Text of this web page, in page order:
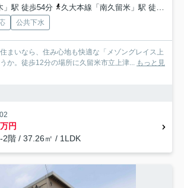
」駅 徒歩54分
久大本線「南久留米」駅 徒歩50分
公共下水
まいなら、住み心地も快適な「メゾングレイス上
か。徒歩12分の場所に久留米市立上津... もっと見
円
2階 / 37.26㎡ / 1LDK